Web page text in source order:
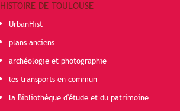
HISTOIRE DE TOULOUSE
UrbanHist
plans anciens
archéologie et photographie
les transports en commun
la Bibliothèque d'étude et du patrimoine